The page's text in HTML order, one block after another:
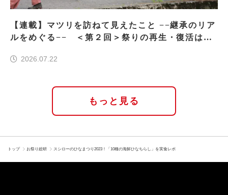
【連載】マツリを訪ねて見えたこと −−継承のリア
ルをめぐる−− ＜第２回＞祭りの再生・復活はな
2026.07.22
もっと見る
トップ お祭り総研 スシローのひなまつり2023！「10種の海鮮ひなちらし」を実食レポ